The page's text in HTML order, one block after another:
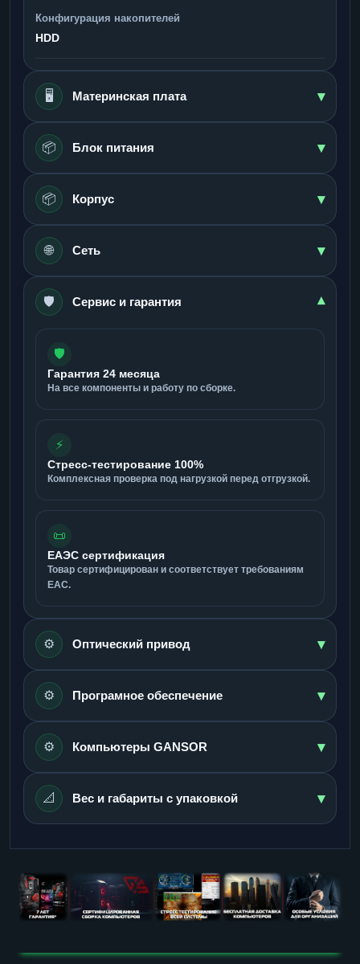
Конфигурация накопителей
HDD
🖥️ Материнская плата ▾
📦 Блок питания ▾
📦 Корпус ▾
🌐 Сеть ▾
🛡️ Сервис и гарантия ▾
🛡️
Гарантия 24 месяца
На все компоненты и работу по сборке.
⚡
Стресс-тестирование 100%
Комплексная проверка под нагрузкой перед отгрузкой.
📜
ЕАЭС сертификация
Товар сертифицирован и соответствует требованиям
ЕАС.
⚙️ Оптический привод ▾
⚙️ Програмное обеспечение ▾
⚙️ Компьютеры GANSOR ▾
📐 Вес и габариты с упаковкой ▾